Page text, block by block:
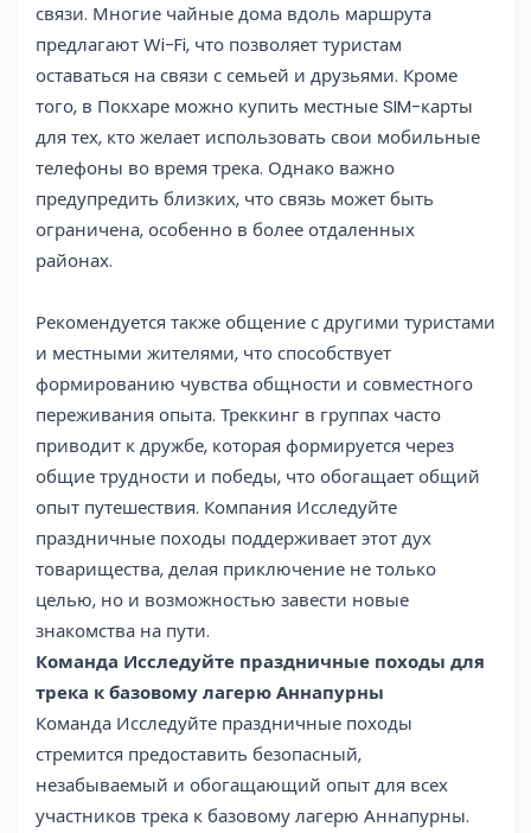
связи. Многие чайные дома вдоль маршрута
предлагают Wi-Fi, что позволяет туристам
оставаться на связи с семьей и друзьями. Кроме
того, в Покхаре можно купить местные SIM-карты
для тех, кто желает использовать свои мобильные
телефоны во время трека. Однако важно
предупредить близких, что связь может быть
ограничена, особенно в более отдаленных
районах.
Рекомендуется также общение с другими туристами
и местными жителями, что способствует
формированию чувства общности и совместного
переживания опыта. Треккинг в группах часто
приводит к дружбе, которая формируется через
общие трудности и победы, что обогащает общий
опыт путешествия. Компания Исследуйте
праздничные походы поддерживает этот дух
товарищества, делая приключение не только
целью, но и возможностью завести новые
знакомства на пути.
Команда Исследуйте праздничные походы для
трека к базовому лагерю Аннапурны
Команда Исследуйте праздничные походы
стремится предоставить безопасный,
незабываемый и обогащающий опыт для всех
участников трека к базовому лагерю Аннапурны.